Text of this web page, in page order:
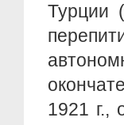
Турции
1921 г.,